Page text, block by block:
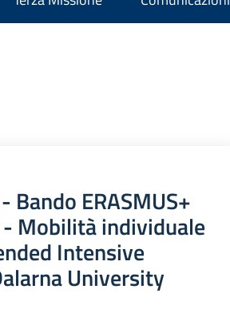
Bando ERASMUS+
Mobilità individuale
Intensive
University